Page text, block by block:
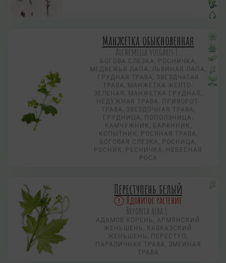
Манжетка обыкновенная
Alchemilla vulgaris L.
БОГОВА СЛЕЗКА, РОСНИЧКА,
МЕДВЕЖЬЯ ЛАПА, ЛЬВИНАЯ ЛАПА,
ГРУДНАЯ ТРАВА, ЗВЕЗДЧАТАЯ
ТРАВА, МАНЖЕТКА ЖЕЛТО-
ЗЕЛЕНАЯ, МАНЖЕТКА ГРУДНАЯ,
НЕДУЖНАЯ ТРАВА, ПРИВОРОТ-
ТРАВА, ЗВЕЗДОЧНАЯ ТРАВА,
ГРУДНИЦА, ПОПОЛЗНИЦА,
КАМЧУЖНИК, БАРАННИК,
КОПЫТНИК, РОСЯНАЯ ТРАВА,
БОГОВАЯ СЛЕЗКА, РОСНИЦА,
РОСНИК, РЕСНИЧКА, НЕБЕСНАЯ
РОСА
Переступень белый
Ядовитое растение
Bryonia alba L.
АДАМОВ КОРЕНЬ, АРМЯНСКИЙ
ЖЕНЬШЕНЬ, КАВКАЗСКИЙ
ЖЕНЬШЕНЬ, ПЕРЕСТУП,
ПАРАЛИЧНАЯ ТРАВА, ЗМЕИНАЯ
ТРАВА